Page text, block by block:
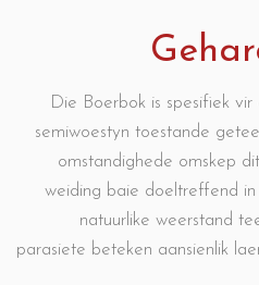
Die Boerbok is spesifiek vir
semiwoestyn toestande
omstandighede omskep
weiding baie doeltreffend in
natuurlike weerstand
parasiete beteken aansienlik